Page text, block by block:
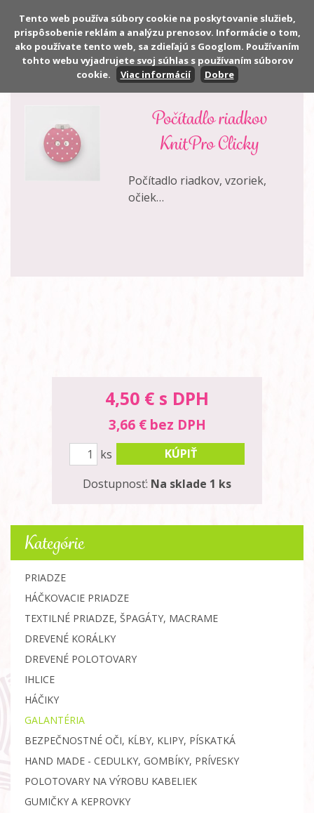
Počet:0 ks
Cena: 0,00 €
Počítadlo riadkov
KnitPro Clicky
Počítadlo riadkov, vzoriek,
očiek…
4,50 € s DPH
3,66 € bez DPH
ks
KÚPIŤ
Dostupnosť: Na sklade 1 ks
Kategórie
PRIADZE
HÁČKOVACIE PRIADZE
TEXTILNÉ PRIADZE, ŠPAGÁTY, MACRAME
DREVENÉ KORÁLKY
DREVENÉ POLOTOVARY
IHLICE
HÁČIKY
GALANTÉRIA
BEZPEČNOSTNÉ OČI, KĹBY, KLIPY, PÍSKATKÁ
HAND MADE - CEDULKY, GOMBÍKY, PRÍVESKY
POLOTOVARY NA VÝROBU KABELIEK
GUMIČKY A KEPROVKY
Tento web používa súbory cookie na poskytovanie služieb,
prispôsobenie reklám a analýzu prenosov. Informácie o tom,
ako používate tento web, sa zdieľajú s Googlom. Používaním
tohto webu vyjadrujete svoj súhlas s používaním súborov
cookie.
Viac informácií Dobre